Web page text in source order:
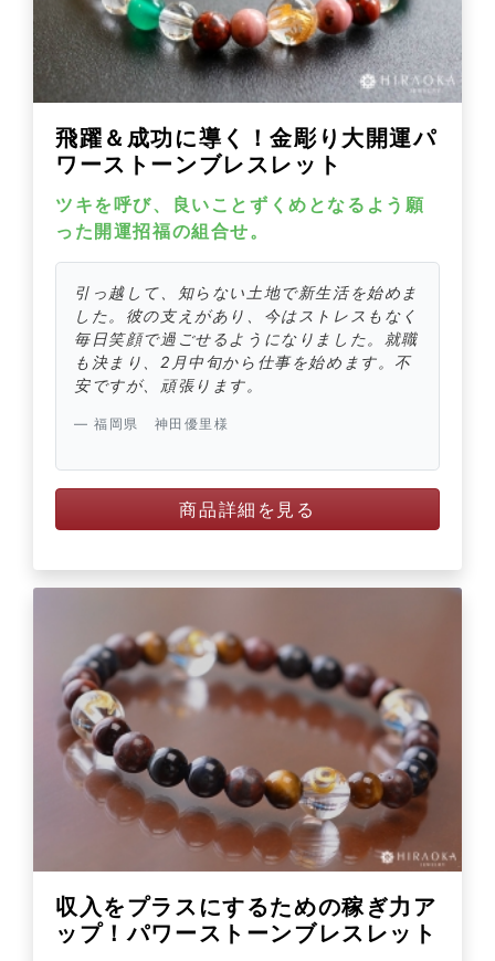
飛躍＆成功に導く！金彫り大開運パ
ワーストーンブレスレット
ツキを呼び、良いことずくめとなるよう願
った開運招福の組合せ。
引っ越して、知らない土地で新生活を始めま
した。彼の支えがあり、今はストレスもなく
毎日笑顔で過ごせるようになりました。就職
も決まり、2月中旬から仕事を始めます。不
安ですが、頑張ります。
福岡県 神田優里様
商品詳細を見る
収入をプラスにするための稼ぎ力ア
ップ！パワーストーンブレスレット